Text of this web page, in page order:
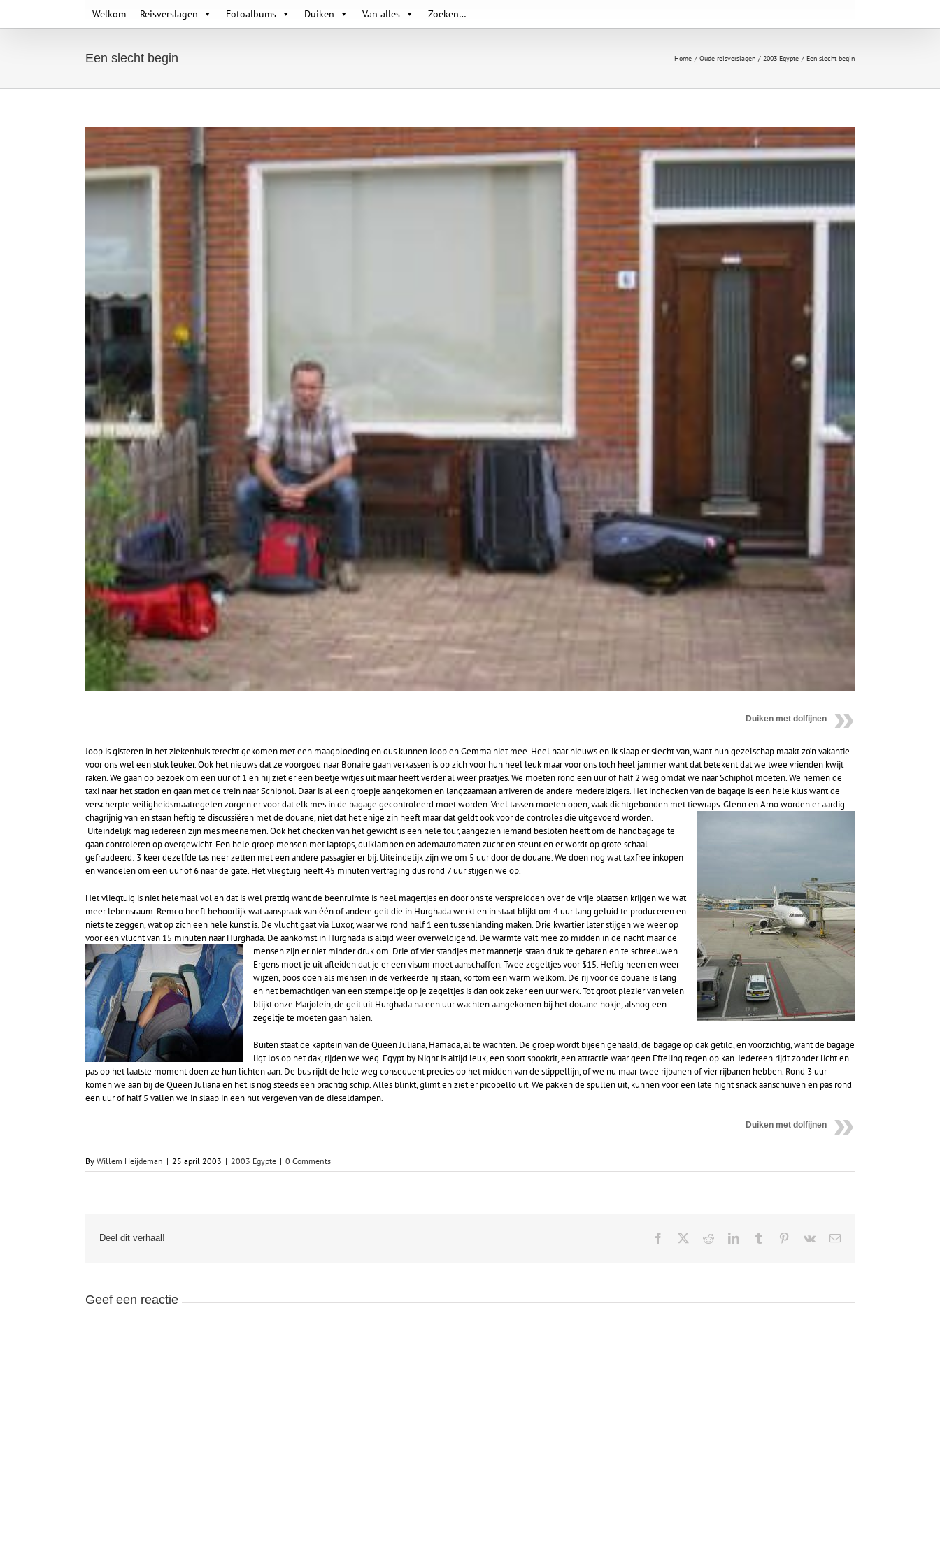
content
Welkom Reisverslagen Fotoalbums Duiken Van alles Zoeken…
Een slecht begin Home Oude reisverslagen 2003 Egypte Een slecht begin
View
Image
Duiken met dolfijnen
Joop is gisteren in het ziekenhuis terecht gekomen met een maagbloeding en dus kunnen Joop en Gemma niet mee. Heel naar nieuws en ik slaap er slecht van, want hun gezelschap maakt zo’n vakantie
voor ons wel een stuk leuker. Ook het nieuws dat ze voorgoed naar Bonaire gaan verkassen is op zich voor hun heel leuk maar voor ons toch heel jammer want dat betekent dat we twee vrienden kwijt
raken. We gaan op bezoek om een uur of 1 en hij ziet er een beetje witjes uit maar heeft verder al weer praatjes. We moeten rond een uur of half 2 weg omdat we naar Schiphol moeten. We nemen de
taxi naar het station en gaan met de trein naar Schiphol. Daar is al een groepje aangekomen en langzaamaan arriveren de andere medereizigers. Het inchecken van de bagage is een hele klus want de
verscherpte veiligheidsmaatregelen zorgen er voor dat elk mes in de bagage gecontroleerd moet worden. Veel tassen moeten open, vaak dichtgebonden met tiewraps. Glenn en Arno worden er aardig
chagrijnig van en staan heftig te discussiëren met de douane, niet dat het enige zin heeft maar dat geldt ook voor de controles die uitgevoerd worden.
Uiteindelijk mag iedereen zijn mes meenemen. Ook het checken van het gewicht is een hele tour, aangezien iemand besloten heeft om de handbagage te
gaan controleren op overgewicht. Een hele groep mensen met laptops, duiklampen en ademautomaten zucht en steunt en er wordt op grote schaal
gefraudeerd: 3 keer dezelfde tas neer zetten met een andere passagier er bij. Uiteindelijk zijn we om 5 uur door de douane. We doen nog wat taxfree inkopen
en wandelen om een uur of 6 naar de gate. Het vliegtuig heeft 45 minuten vertraging dus rond 7 uur stijgen we op.
Het vliegtuig is niet helemaal vol en dat is wel prettig want de beenruimte is heel magertjes en door ons te verspreidden over de vrije plaatsen krijgen we wat
meer lebensraum. Remco heeft behoorlijk wat aanspraak van één of andere geit die in Hurghada werkt en in staat blijkt om 4 uur lang geluid te produceren en
niets te zeggen, wat op zich een hele kunst is. De vlucht gaat via Luxor, waar we rond half 1 een tussenlanding maken. Drie kwartier later stijgen we weer op
voor een vlucht van 15 minuten naar Hurghada. De aankomst in Hurghada is altijd weer overweldigend. De warmte valt mee zo midden in de nacht maar de
mensen zijn er niet minder druk om. Drie of vier standjes met mannetje staan druk te gebaren en te schreeuwen.
Ergens moet je uit afleiden dat je er een visum moet aanschaffen. Twee zegeltjes voor $15. Heftig heen en weer
wijzen, boos doen als mensen in de verkeerde rij staan, kortom een warm welkom. De rij voor de douane is lang
en het bemachtigen van een stempeltje op je zegeltjes is dan ook zeker een uur werk. Tot groot plezier van velen
blijkt onze Marjolein, de geit uit Hurghada na een uur wachten aangekomen bij het douane hokje, alsnog een
zegeltje te moeten gaan halen.
Buiten staat de kapitein van de Queen Juliana, Hamada, al te wachten. De groep wordt bijeen gehaald, de bagage op dak getild, en voorzichtig, want de bagage
ligt los op het dak, rijden we weg. Egypt by Night is altijd leuk, een soort spookrit, een attractie waar geen Efteling tegen op kan. Iedereen rijdt zonder licht en
pas op het laatste moment doen ze hun lichten aan. De bus rijdt de hele weg consequent precies op het midden van de stippellijn, of we nu maar twee rijbanen of vier rijbanen hebben. Rond 3 uur
komen we aan bij de Queen Juliana en het is nog steeds een prachtig schip. Alles blinkt, glimt en ziet er picobello uit. We pakken de spullen uit, kunnen voor een late night snack aanschuiven en pas rond
een uur of half 5 vallen we in slaap in een hut vergeven van de dieseldampen.
Duiken met dolfijnen
By Willem Heijdeman | 25 april 2003 | 2003 Egypte | 0 Comments
Deel dit verhaal! Facebook RedditLinkedInTumblr Pinterest
Vk Email
Geef een reactie